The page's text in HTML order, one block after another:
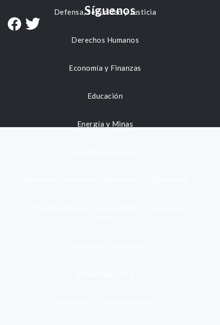
Defensa, Seguridad y Justicia
Derechos Humanos
Economía y Finanzas
Educación
Energía y Minas
Síguenos